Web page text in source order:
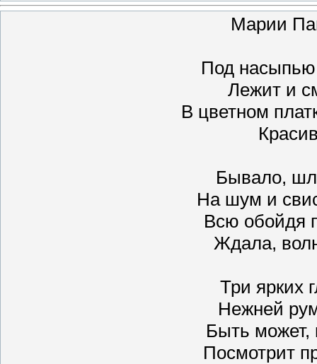
Марии
Под
Лежит и
В цветном
Бывало,
На шум и
Всю обойдя
Ждала,
Три ярких
Нежней
Быть может,
Посмотрит